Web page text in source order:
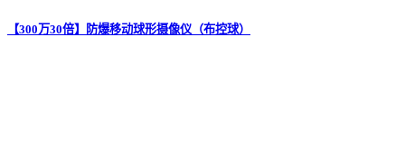
【300万30倍】防爆移动球形摄像仪（布控球）